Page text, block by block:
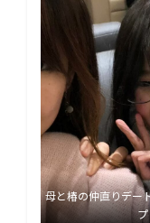
母と椿の仲直りデー